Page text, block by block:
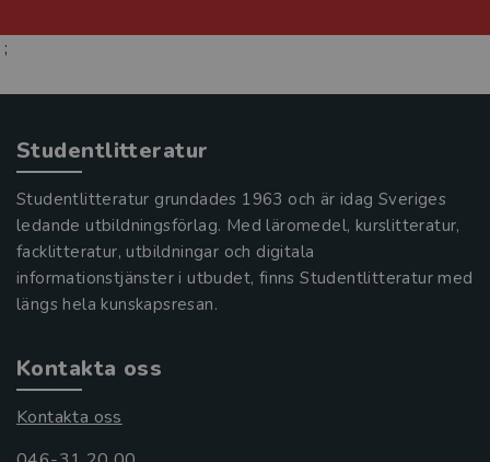
;
Studentlitteratur
Studentlitteratur grundades 1963 och är idag Sveriges
ledande utbildningsförlag. Med läromedel, kurslitteratur,
facklitteratur, utbildningar och digitala
informationstjänster i utbudet, finns Studentlitteratur med
längs hela kunskapsresan.
Kontakta oss
Kontakta oss